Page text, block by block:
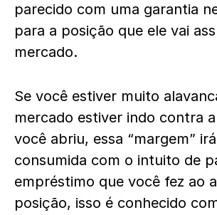
parecido com uma garantia
para a posição que ele vai
mercado.
Se você estiver muito
mercado estiver indo contra
você abriu, essa “margem”
consumida com o intuito de
empréstimo que você fez ao
posição, isso é conhecido